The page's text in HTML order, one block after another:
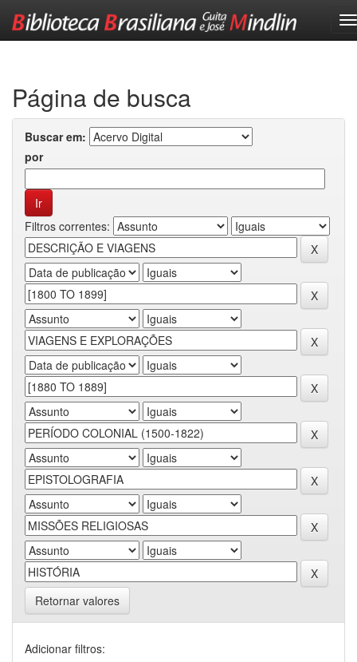
Página de busca
Buscar em:
por
Filtros correntes:
Retornar valores
Adicionar filtros: